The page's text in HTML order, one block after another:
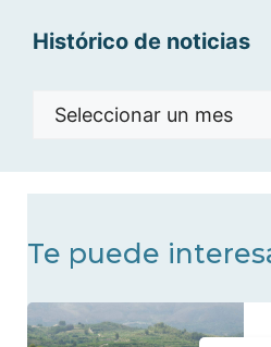
Histórico de noticias
Histórico
Te puede